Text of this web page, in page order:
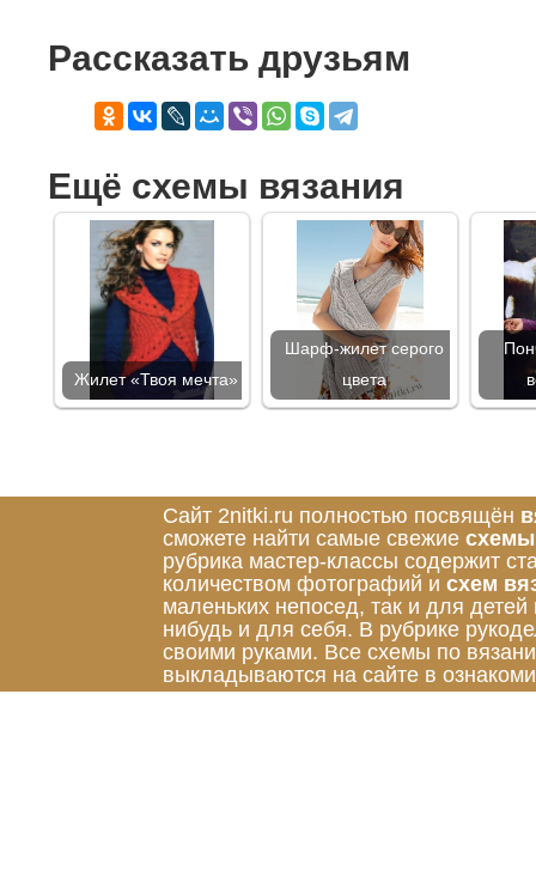
Рассказать друзьям
Ещё схемы вязания
Жилет «Твоя мечта»
Шарф-жилет серого
цвета
Сайт 2nitki.ru полностью посвящён
сможете найти самые свежие схемы
рубрика мастер-классы содержит
количеством фотографий и схем
маленьких непосед, так и для
нибудь и для себя. В рубрике
своими руками. Все схемы по
выкладываются на сайте в